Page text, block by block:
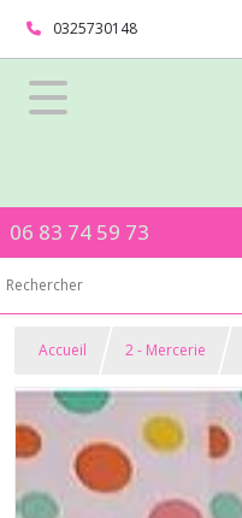
0325730148
06 83 74 59 73
Accueil 2 - Mercerie